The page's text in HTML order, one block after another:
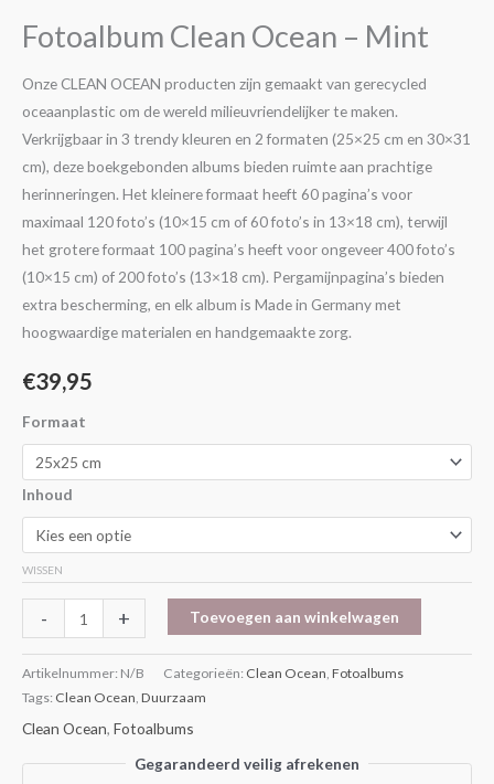
Fotoalbum Clean Ocean – Mint
Onze CLEAN OCEAN producten zijn gemaakt van gerecycled
oceaanplastic om de wereld milieuvriendelijker te maken.
Verkrijgbaar in 3 trendy kleuren en 2 formaten (25×25 cm en 30×31
cm), deze boekgebonden albums bieden ruimte aan prachtige
herinneringen. Het kleinere formaat heeft 60 pagina’s voor
maximaal 120 foto’s (10×15 cm of 60 foto’s in 13×18 cm), terwijl
het grotere formaat 100 pagina’s heeft voor ongeveer 400 foto’s
(10×15 cm) of 200 foto’s (13×18 cm). Pergamijnpagina’s bieden
extra bescherming, en elk album is Made in Germany met
hoogwaardige materialen en handgemaakte zorg.
€39,95
Formaat
Inhoud
WISSEN
-
Mint
+ Toevoegen aan winkelwagen
Artikelnummer: N/B Categorieën: Clean Ocean Fotoalbums
Tags: Clean Ocean Duurzaam
Clean Ocean, Fotoalbums
Gegarandeerd veilig afrekenen